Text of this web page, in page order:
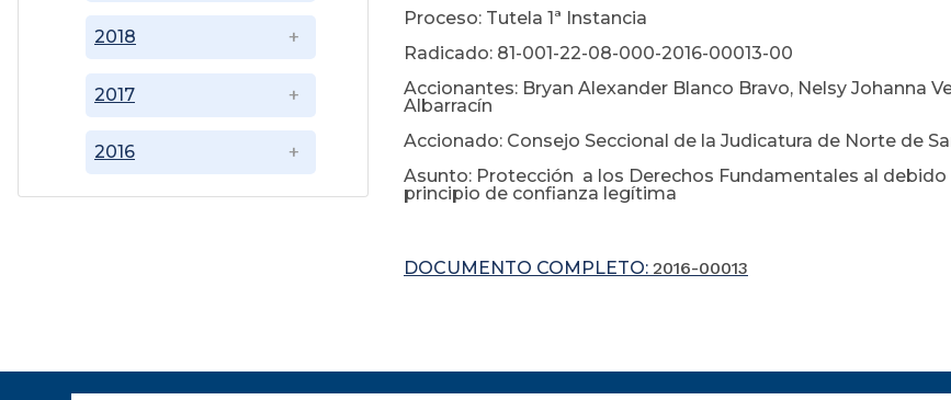
2016
2017
2018
Proceso: Tutela 1ª Instancia
Radicado: 81-001-22-08-000-2016-00013-00
Accionantes: Bryan Alexander Blanco Bravo, Nelsy Johanna
Albarracín
Accionado: Consejo Seccional de la Judicatura de Norte de
Asunto: Protección a los Derechos Fundamentales al
principio de confianza legítima
DOCUMENTO COMPLETO: 2016-00013